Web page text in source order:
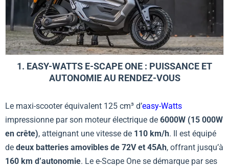
1. EASY-WATTS E-SCAPE ONE : PUISSANCE ET
AUTONOMIE AU RENDEZ-VOUS
Le maxi-scooter équivalent 125 cm³ d’easy-Watts
impressionne par son moteur électrique de 6000W (15 000W
en crête), atteignant une vitesse de 110 km/h. Il est équipé
de deux batteries amovibles de 72V et 45Ah, offrant jusqu’à
160 km d’autonomie. Le e-Scape One se démarque par ses